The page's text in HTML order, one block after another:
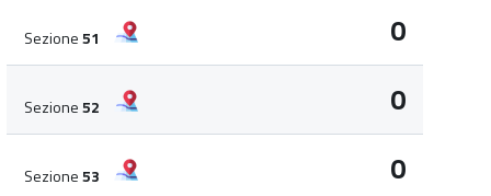
Sezione51 0
Sezione52 0
Sezione53 0